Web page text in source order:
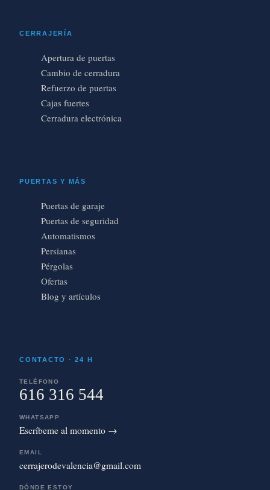
CERRAJERÍA
Apertura de puertas
Cambio de cerradura
Refuerzo de puertas
Cajas fuertes
Cerradura electrónica
PUERTAS Y MÁS
Puertas de garaje
Puertas de seguridad
Automatismos
Persianas
Pérgolas
Ofertas
Blog y artículos
CONTACTO · 24 H
TELÉFONO
616 316 544
WHATSAPP
Escríbeme al momento →
EMAIL
cerrajerodevalencia@gmail.com
DÓNDE ESTOY